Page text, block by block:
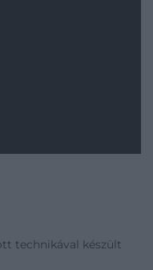
technikával készült